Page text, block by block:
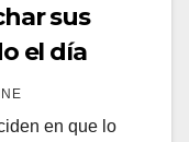
sus
el día
en que lo